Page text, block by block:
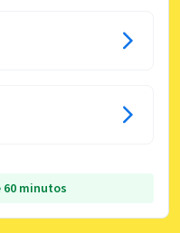
60 minutos